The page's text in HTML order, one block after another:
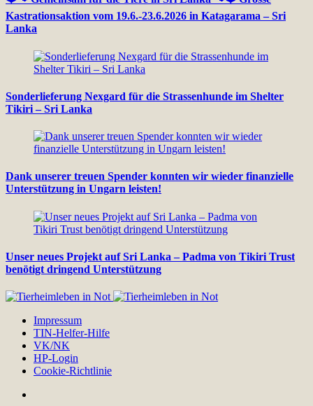
Kastrationsaktion vom 19.6.-23.6.2026 in Katagarama – Sri
Lanka
Sonderlieferung Nexgard für die Strassenhunde im Shelter
Tikiri – Sri Lanka
Dank unserer treuen Spender konnten wir wieder finanzielle
Unterstützung in Ungarn leisten!
Unser neues Projekt auf Sri Lanka – Padma von Tikiri Trust
benötigt dringend Unterstützung
Impressum
TIN-Helfer-Hilfe
VK/NK
HP-Login
Cookie-Richtlinie